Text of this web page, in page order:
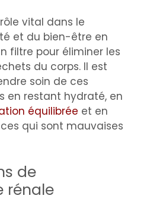
vital dans le
et du bien-être en
filtre pour éliminer les
du corps. Il est
soin de ces
en restant hydraté, en
équilibrée et en
qui sont mauvaises
de
rénale